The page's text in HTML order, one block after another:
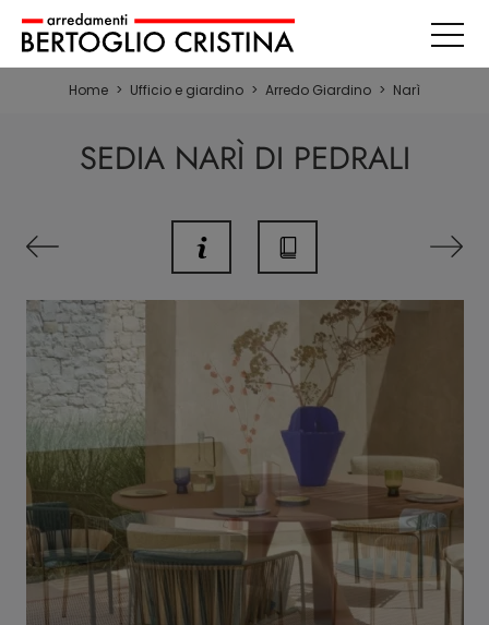
Home > Ufficio e giardino > Arredo Giardino > Narì
SEDIA NARÌ DI PEDRALI